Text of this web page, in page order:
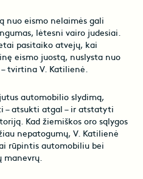
nuo eismo nelaimės gali
lėtesni vairo judesiai.
pasitaiko atvejų, kai
eismo juostą, nuslysta nuo
tvirtina V. Katilienė.
automobilio slydimą,
– atsukti atgal – ir atstatyti
Kad žiemiškos oro sąlygos
nepatogumų, V. Katilienė
rūpintis automobiliu bei
manevrų.